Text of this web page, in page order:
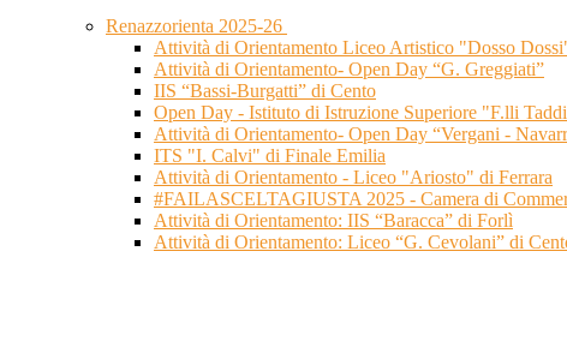
Renazzorienta 2025-26
Attività di Orientamento Liceo Artistico "Dosso
Attività di Orientamento- Open Day “G. Greggiati”
IIS “Bassi-Burgatti” di Cento
Open Day - Istituto di Istruzione Superiore "F.lli
Attività di Orientamento- Open Day “Vergani -
ITS "I. Calvi" di Finale Emilia
Attività di Orientamento - Liceo "Ariosto" di Ferrara
#FAILASCELTAGIUSTA 2025 - Camera di
Attività di Orientamento: IIS “Baracca” di Forlì
Attività di Orientamento: Liceo “G. Cevolani” di